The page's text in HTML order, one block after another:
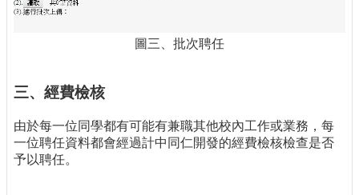
圖三、批次聘任
三、經費檢核
由於每一位同學都有可能有兼職其他校內工作或業務，每
一位聘任資料都會經過計中同仁開發的經費檢核檢查是否
予以聘任。